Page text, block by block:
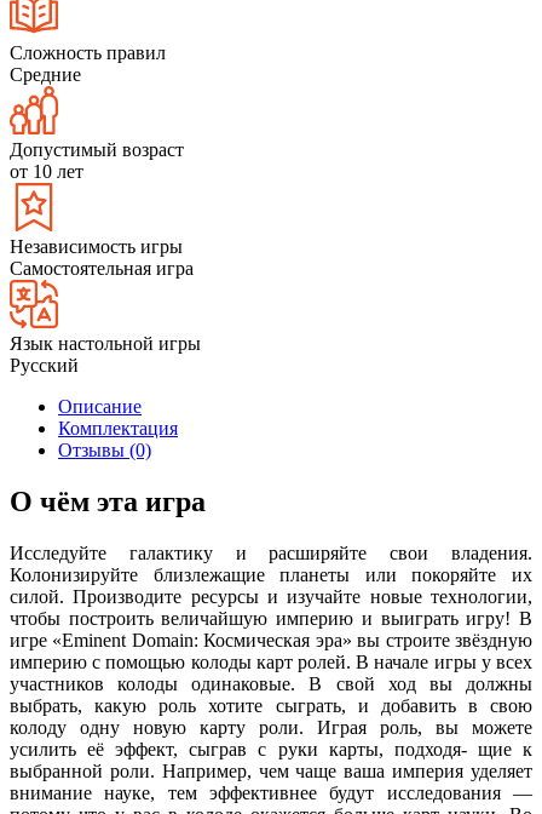
Сложность правил
Средние
Допустимый возраст
от 10 лет
Независимость игры
Самостоятельная игра
Язык настольной игры
Русский
Описание
Комплектация
Отзывы (0)
О чём эта игра
Исследуйте галактику и расширяйте свои владения.
Колонизируйте близлежащие планеты или покоряйте их
силой. Производите ресурсы и изучайте новые технологии,
чтобы построить величайшую империю и выиграть игру! В
игре «Eminent Domain: Космическая эра» вы строите звёздную
империю с помощью колоды карт ролей. В начале игры у всех
участников колоды одинаковые. В свой ход вы должны
выбрать, какую роль хотите сыграть, и добавить в свою
колоду одну новую карту роли. Играя роль, вы можете
усилить её эффект, сыграв с руки карты, подходя- щие к
выбранной роли. Например, чем чаще ваша империя уделяет
внимание науке, тем эффективнее будут исследования —